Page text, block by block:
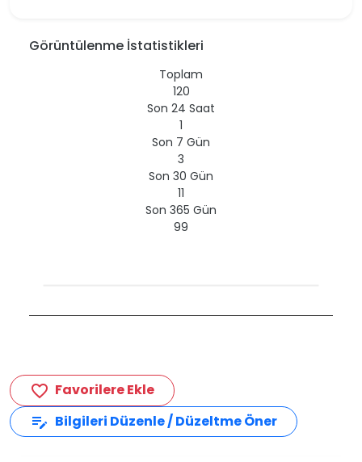
Görüntülenme İstatistikleri
Toplam
120
Son 24 Saat
1
Son 7 Gün
3
Son 30 Gün
11
Son 365 Gün
99
favorite_border Favorilere Ekle
edit_note Bilgileri Düzenle / Düzeltme Öner